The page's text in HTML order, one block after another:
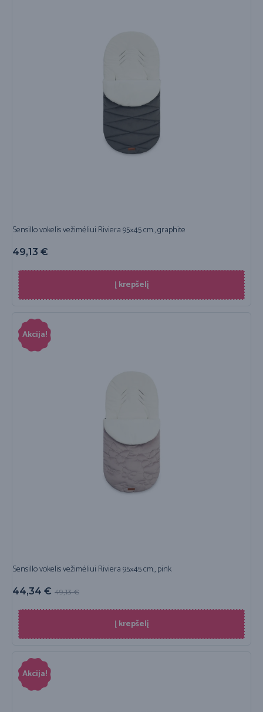
Sensillo vokelis vežimėliui Riviera 95×45 cm., graphite
49,13 €
Į krepšelį
Akcija!
Sensillo vokelis vežimėliui Riviera 95×45 cm., pink
49,13€
44,34 €
Į krepšelį
Akcija!